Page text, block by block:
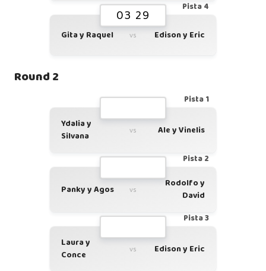
Pista 4
03 29
Gita y Raquel vs Edison y Eric
Round 2
Pista 1
Ydalia y
Silvana
vs Ale y Vinelis
Pista 2
Panky y Agos vs
Rodolfo y
David
Pista 3
Laura y
Conce
vs Edison y Eric